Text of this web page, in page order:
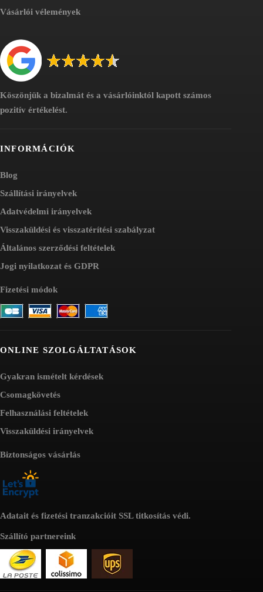
Vásárlói vélemények
Köszönjük a bizalmát és a vásárlóinktól kapott számos
pozitív értékelést.
INFORMÁCIÓK
Blog
Szállítási irányelvek
Adatvédelmi irányelvek
Visszaküldési és visszatérítési szabályzat
Általános szerződési feltételek
Jogi nyilatkozat és GDPR
Fizetési módok
ONLINE SZOLGÁLTATÁSOK
Gyakran ismételt kérdések
Csomagkövetés
Felhasználási feltételek
Visszaküldési irányelvek
Biztonságos vásárlás
Adatait és fizetési tranzakcióit SSL titkosítás védi.
Szállító partnereink